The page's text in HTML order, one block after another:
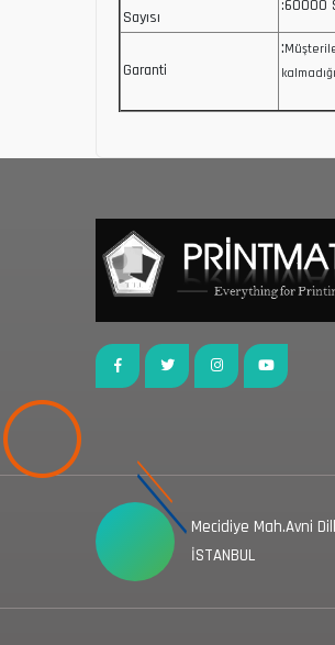
Sayısı
:60000
Garanti
:
Mecidiye Mah.Avni
İSTANBUL